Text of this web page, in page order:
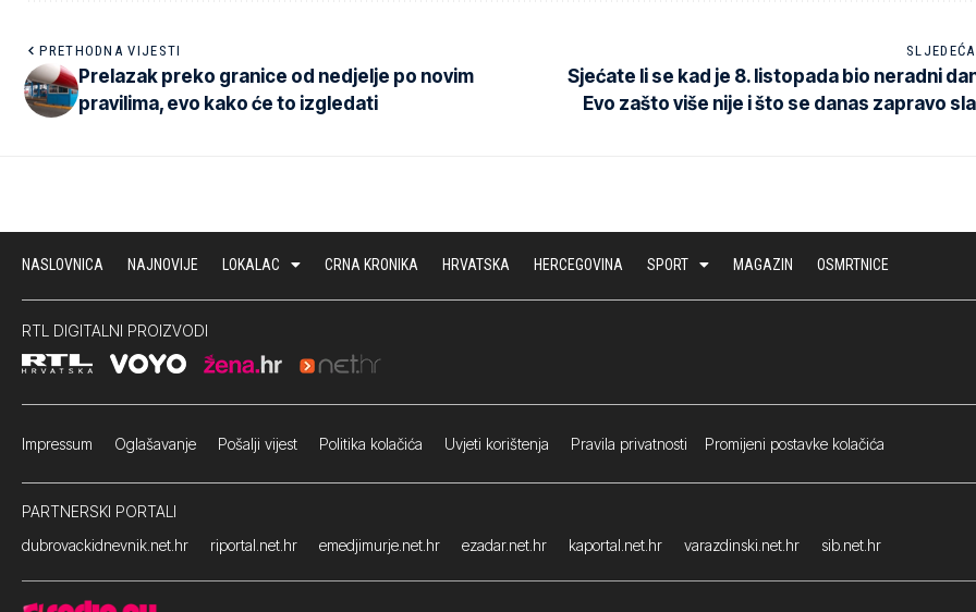
PRETHODNA VIJESTI
Prelazak preko granice od nedjelje po novim
pravilima, evo kako će to izgledati
Sjećate li se kad je 8. listopada bio neradni
Evo zašto više nije i što se danas zapravo
NASLOVNICA NAJNOVIJE LOKALAC CRNA KRONIKA HRVATSKA HERCEGOVINA SPORT MAGAZIN OSMRTNICE
RTL DIGITALNI PROIZVODI
Impressum Oglašavanje Pošalji vijest Politika kolačića Uvjeti korištenja Pravila privatnosti Promijeni postavke kolačića
PARTNERSKI PORTALI
dubrovackidnevnik.net.hr
riportal.net.hr emedjimurje.net.hr ezadar.net.hr kaportal.net.hr varazdinski.net.hr sib.net.hr